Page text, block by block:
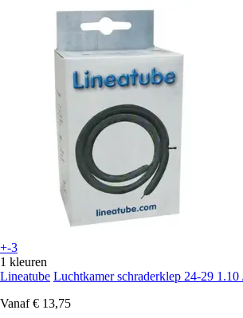
+-3
1 kleuren
Lineatube Luchtkamer schraderklep 24-29 1.10
Vanaf € 13,75